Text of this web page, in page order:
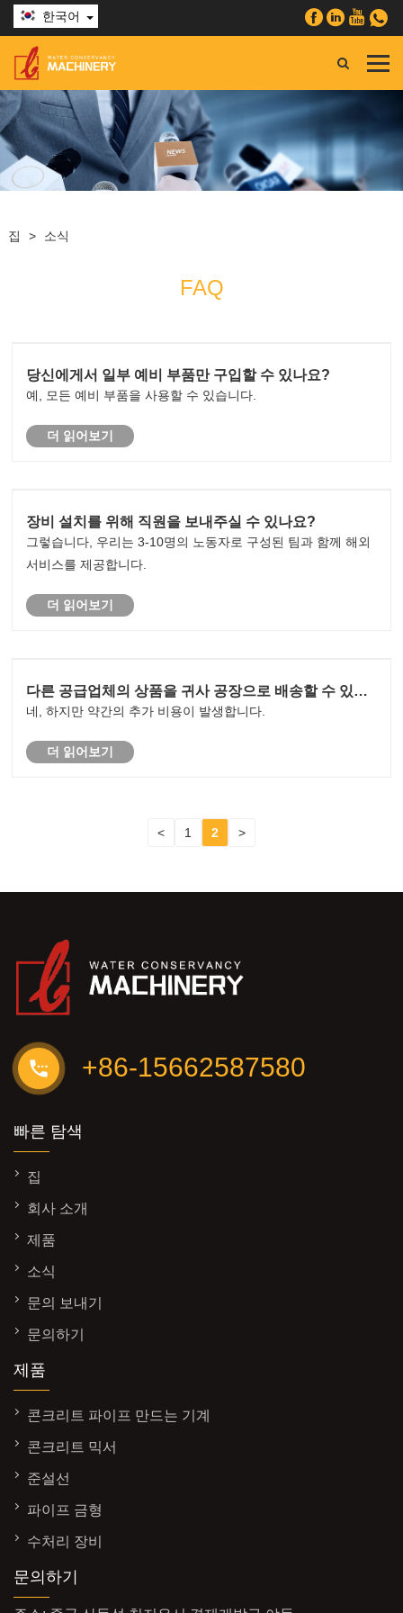
한국어
집 > 소식
FAQ
당신에게서 일부 예비 부품만 구입할 수 있나요?
예, 모든 예비 부품을 사용할 수 있습니다.
더 읽어보기
장비 설치를 위해 직원을 보내주실 수 있나요?
그렇습니다, 우리는 3-10명의 노동자로 구성된 팀과 함께 해외
서비스를 제공합니다.
더 읽어보기
다른 공급업체의 상품을 귀사 공장으로 배송할 수 있나
요? 그럼 함께로드 하시겠습니까?
네, 하지만 약간의 추가 비용이 발생합니다.
더 읽어보기
< 1 2 >
+86-15662587580
빠른 탐색
집
회사 소개
제품
소식
문의 보내기
문의하기
제품
콘크리트 파이프 만드는 기계
콘크리트 믹서
준설선
파이프 금형
수처리 장비
문의하기